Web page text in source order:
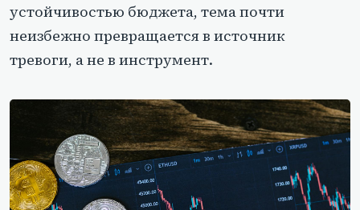
устойчивостью бюджета, тема почти
неизбежно превращается в источник
тревоги, а не в инструмент.